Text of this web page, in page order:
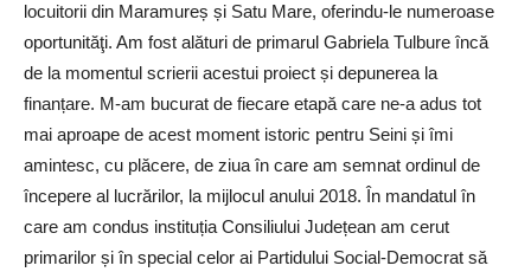
locuitorii din Maramureș și Satu Mare, oferindu-le numeroase
oportunităţi. Am fost alături de primarul Gabriela Tulbure încă
de la momentul scrierii acestui proiect și depunerea la
finanțare. M-am bucurat de fiecare etapă care ne-a adus tot
mai aproape de acest moment istoric pentru Seini și îmi
amintesc, cu plăcere, de ziua în care am semnat ordinul de
începere al lucrărilor, la mijlocul anului 2018. În mandatul în
care am condus instituția Consiliului Județean am cerut
primarilor și în special celor ai Partidului Social-Democrat să